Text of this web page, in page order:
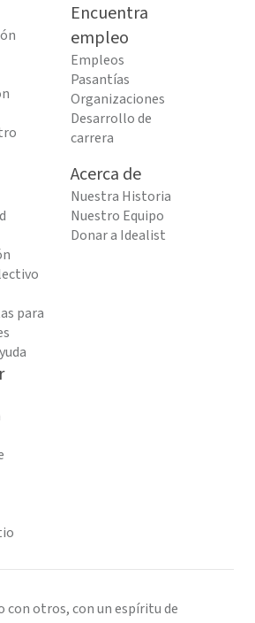
Encuentra
empleo
Empleos
Pasantías
Organizaciones
Desarrollo de
carrera
para
Acerca de
Nuestra Historia
Nuestro Equipo
Donar a Idealist
con otros, con un espíritu de